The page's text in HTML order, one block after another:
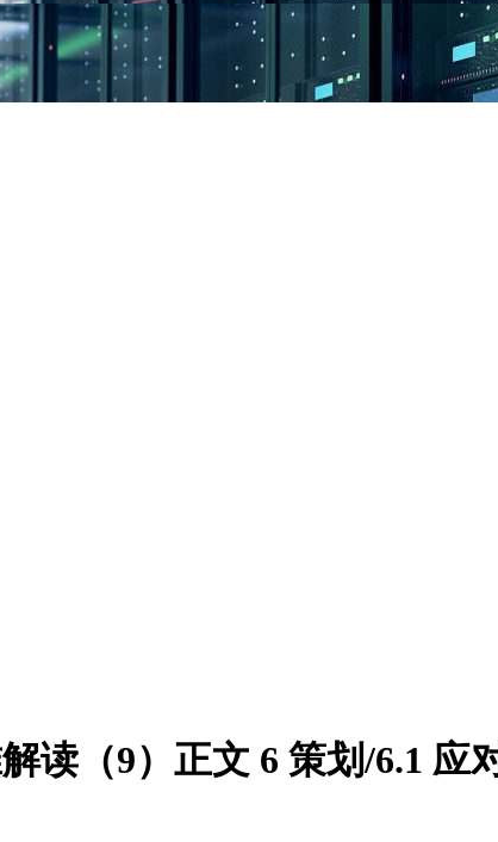
读（9）正文 6 策划/6.1 应